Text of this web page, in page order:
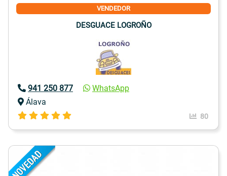
VENDEDOR
DESGUACE LOGROÑO
941 250 877
WhatsApp
Álava
80